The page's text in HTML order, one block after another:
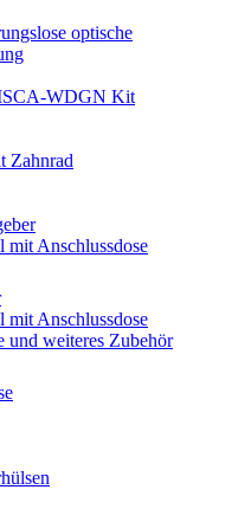
optische
WDGN Kit
Zahnrad
mit Anschlussdose
mit Anschlussdose
und weiteres Zubehör